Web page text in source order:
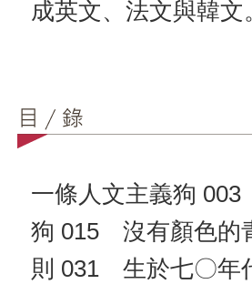
成英文、法文與韓文
一條人文主義狗
狗 015 沒有顏色的
則 031 生於七〇年